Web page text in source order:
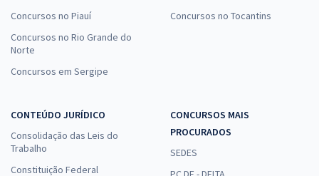
Concursos no Piauí
Concursos no Rio Grande do
Norte
Concursos em Sergipe
Concursos no Tocantins
CONTEÚDO JURÍDICO
Consolidação das Leis do
Trabalho
Constituição Federal
CONCURSOS MAIS
PROCURADOS
SEDES